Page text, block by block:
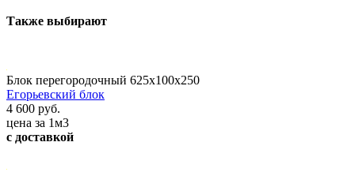
Также выбирают
Блок перегородочный 625x100x250
Егорьевский блок
4 600 руб.
цена за 1м3
с доставкой